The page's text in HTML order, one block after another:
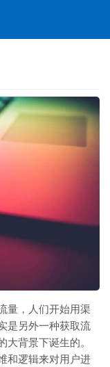
量，人们开始用渠
是另外一种获取流
大背景下诞生的。
和逻辑来对用户进